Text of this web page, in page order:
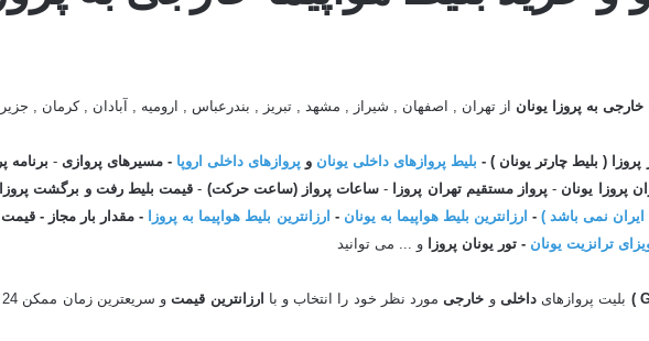
خارجی به پروزا یونان از تهران , اصفهان , شیراز , مشهد , تبریز , بندرعباس , ارومیه , آبادان , کرمان ,
( بلیط چارتر یونان ) - بلیط پروازهای داخلی یونان و پروازهای داخلی اروپا - مسیرهای پروازی - برنامه
پروزا یونان - پرواز مستقیم تهران پروزا -ساعات پرواز (ساعت حرکت) -قیمت بلیط رفت و برگشت پروزا
ایران نمی باشد )- ارزانترین بلیط هواپیما به یونان - ارزانترین بلیط هواپیما به پروزا - مقدار بار مجاز -
ترانزیت یونان - تور یونان پروزاو ... می توانید
بلیت پروازهایداخلی و خارجیمورد نظر خود را انتخاب و با ارزانترین قیمت